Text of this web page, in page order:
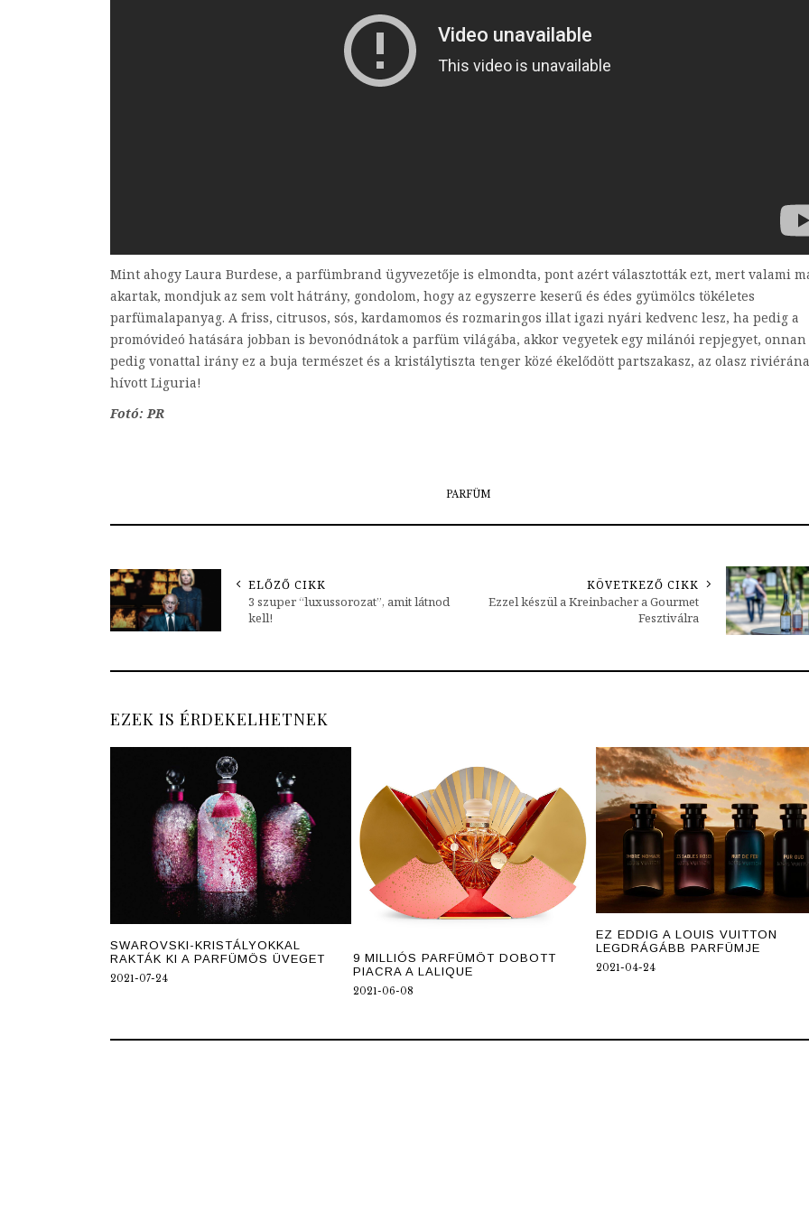
Mint ahogy Laura Burdese, a parfümbrand ügyvezetője is elmondta, pont azért választották ezt, mert valami
akartak, mondjuk az sem volt hátrány, gondolom, hogy az egyszerre keserű és édes gyümölcs tökéletes
parfümalapanyag. A friss, citrusos, sós, kardamomos és rozmaringos illat igazi nyári kedvenc lesz, ha pedig a
promóvideó hatására jobban is bevonódnátok a parfüm világába, akkor vegyetek egy milánói repjegyet, onnan
pedig vonattal irány ez a buja természet és a kristálytiszta tenger közé ékelődött partszakasz, az olasz
hívott Liguria!
Fotó: PR
PARFÜM
ELŐZŐ CIKK
3 szuper “luxussorozat”, amit látnod
kell!
KÖVETKEZŐ CIKK
Ezzel készül a Kreinbacher a Gourmet
Fesztiválra
EZEK IS ÉRDEKELHETNEK
SWAROVSKI-KRISTÁLYOKKAL
RAKTÁK KI A PARFÜMÖS ÜVEGET
2021-07-24
9 MILLIÓS PARFÜMÖT DOBOTT
PIACRA A LALIQUE
2021-06-08
EZ EDDIG A LOUIS VUITTON
LEGDRÁGÁBB PARFÜMJE
2021-04-24